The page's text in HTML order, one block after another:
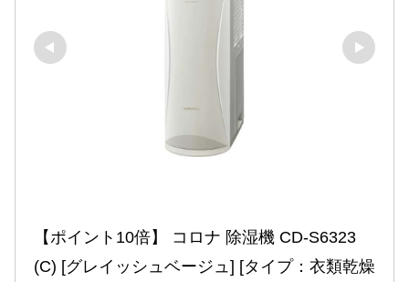
【ポイント10倍】 コロナ 除湿機 CD-S6323
(C) [グレイッシュベージュ] [タイプ：衣類乾燥